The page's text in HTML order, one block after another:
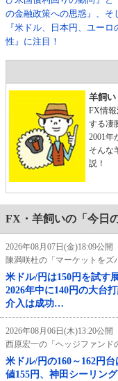
の金融政策への思惑』、そ
『米ドル、日本円、ユーロ
性』に注目！
羊飼い
FX情
する凄
2001年
そんな
説！
FX・羊飼いの「今日
2026年08月07日(金)18:09公開
陳満咲杜の「マーケットをズ
米ドル/円は150円を試す
2026年中に140円の大台
介入は成功…
2026年08月06日(木)13:20公開
西原宏一の「ヘッジファンド
米ドル/円の160～162円
値155円、神田シーリン